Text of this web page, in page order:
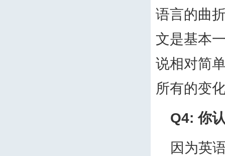
语言的曲
文是基本
说相对简
所有的变
Q4:你
因为英